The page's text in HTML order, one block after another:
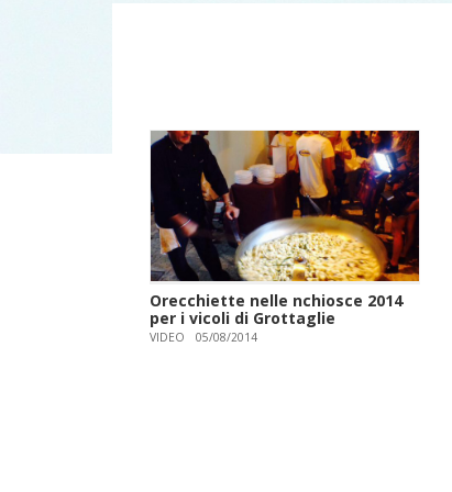
Orecchiette nelle nchiosce 2014
per i vicoli di Grottaglie
VIDEO 05/08/2014